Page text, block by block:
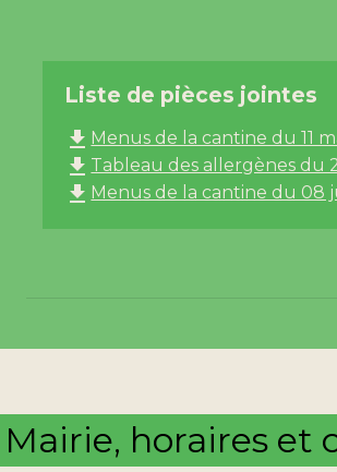
Liste de pièces jointes
file_downloadMenus de la cantine du 11
file_downloadTableau des allergènes du
file_downloadMenus de la cantine du 08
Mairie, horaires et